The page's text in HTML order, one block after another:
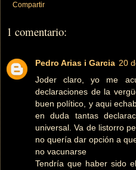
Compartir
1 comentario:
Pedro Arias i Garcia 20
Joder claro, yo me
declaraciones de la
buen político, y aqui
en duda tantas
universal. Va de listorro
no quería dar opción a
no vacunarse
Tendría que haber sido